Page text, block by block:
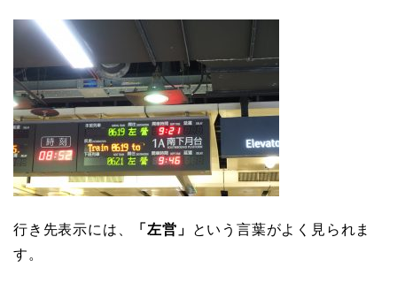
行き先表示には、 「左営」
という言葉がよく見られま
す。